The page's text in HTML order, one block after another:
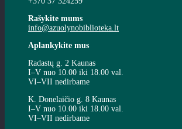
Rašykite mums
info@azuolynobiblioteka.lt
Aplankykite mus
Radastų g. 2 Kaunas
I–V nuo 10.00 iki 18.00 val.
VI–VII nedirbame
K. Donelaičio g. 8 Kaunas
I–V nuo 10.00 iki 18.00 val.
VI–VII nedirbame